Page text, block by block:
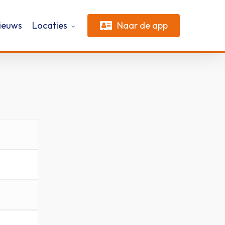
Locaties Naar de app